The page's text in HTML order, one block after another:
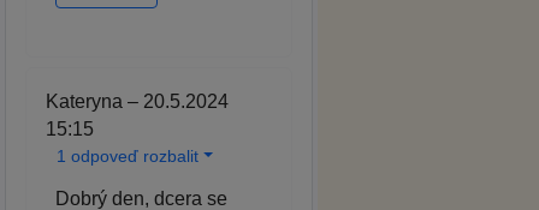
Kateryna – 20.5.2024
15:15
1 odpoveď rozbalit
Dobrý den, dcera se